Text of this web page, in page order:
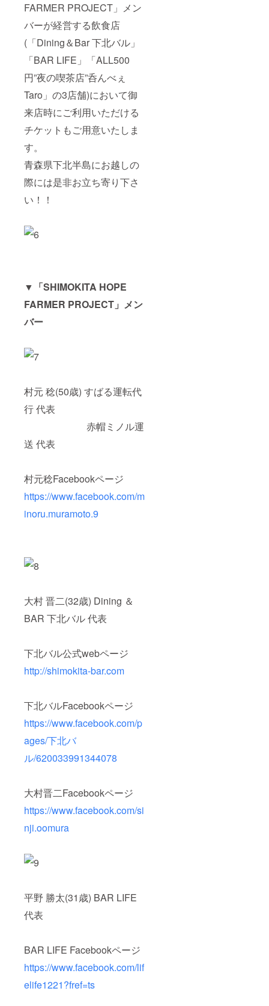
FARMER PROJECT」メン
バーが経営する飲食店
(「Dining＆Bar 下北バル」
「BAR LIFE」「ALL500
円”夜の喫茶店”呑んべぇ
Taro」の3店舗)において御
来店時にご利用いただける
チケットもご用意いたしま
す。
青森県下北半島にお越しの
際には是非お立ち寄り下さ
い！！
▼「SHIMOKITA HOPE
FARMER PROJECT」メン
バー
村元 稔(50歳) すばる運転代
行 代表
赤帽ミノル運
送 代表
村元稔Facebookページ
https://www.facebook.com/m
inoru.muramoto.9
大村 晋二(32歳) Dining ＆
BAR 下北バル 代表
下北バル公式webページ
http://shimokita-bar.com
下北バルFacebookページ
https://www.facebook.com/p
ages/下北バ
ル/620033991344078
大村晋二Facebookページ
https://www.facebook.com/si
nji.oomura
平野 勝太(31歳) BAR LIFE
代表
BAR LIFE Facebookページ
https://www.facebook.com/lif
elife1221?fref=ts